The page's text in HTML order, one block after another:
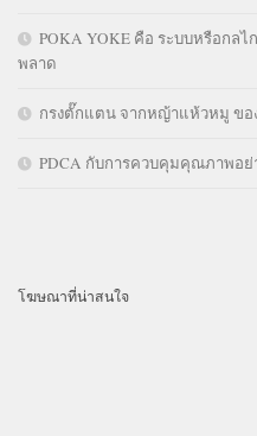
POKA YOKE คือ ระบบหรือกล
พลาด
กรงตั๊กแตน จากหญ้าแห้วหมู ขอ
PDCA กับการควบคุมคุณภาพอย่
โฆษณาที่น่าสนใจ